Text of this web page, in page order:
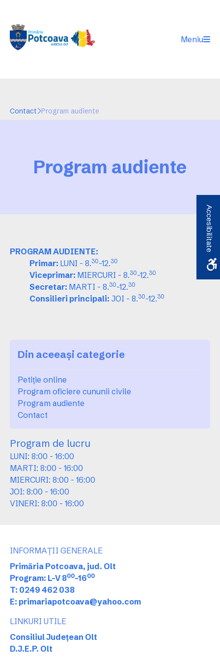
Meniu
Contact Program audiente
Program audiente
PROGRAM AUDIENTE:
Primar: LUNI - 8.30-12.30
Viceprimar: MIERCURI - 8.30-12.30
Secretar: MARTI - 8.30-12.30
Consilieri principali: JOI - 8.30-12.30
Din aceeași categorie
Petiție online
Program oficiere cununii civile
Program audiente
Contact
Program de lucru
LUNI: 8:00 - 16:00
MARTI: 8:00 - 16:00
MIERCURI: 8:00 - 16:00
JOI: 8:00 - 16:00
VINERI: 8:00 - 16:00
INFORMAȚII GENERALE
Primăria Potcoava, jud. Olt
Program: L-V 800-1600
T: 0249 462 038
E: primariapotcoava@yahoo.com
LINKURI UTILE
Consiliul Județean Olt
D.J.E.P. Olt
Accesibilitate